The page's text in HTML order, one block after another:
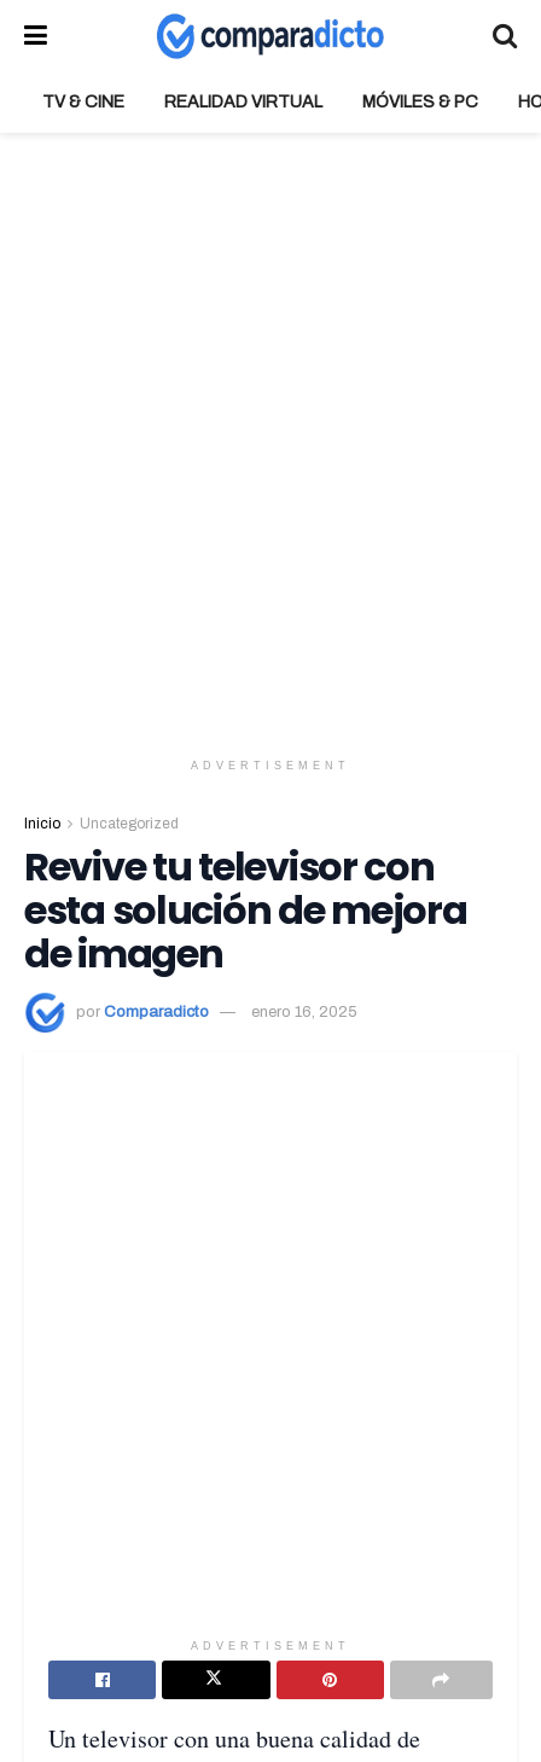
TV & CINE REALIDAD VIRTUAL MÓVILES & PC
ADVERTISEMENT
Inicio Uncategorized
Revive tu televisor con
esta solución de mejora
de imagen
por Comparadicto enero 16, 2025
ADVERTISEMENT
Un televisor con una buena calidad de